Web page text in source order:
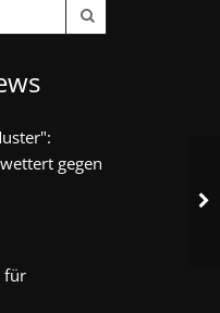
gegen
für